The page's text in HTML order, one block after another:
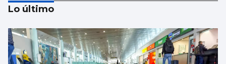
Lo último